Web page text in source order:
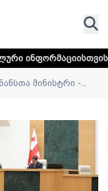
დააკლიკეთ
მინისტრი -...